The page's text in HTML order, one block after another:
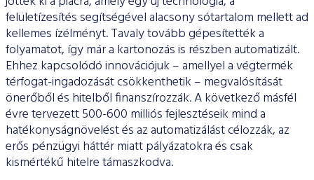
felületízesítés segítségével alacsony sótartalom mellett ad
kellemes ízélményt. Tavaly tovább gépesítették a
folyamatot, így már a kartonozás is részben automatizált.
Ehhez kapcsolódó innovációjuk – amellyel a végtermék
térfogat-ingadozását csökkenthetik – megvalósítását
önerőből és hitelből finanszírozzák. A következő másfél
évre tervezett 500-600 milliós fejlesztéseik mind a
hatékonyságnövelést és az automatizálást célozzák, az
erős pénzügyi háttér miatt pályázatokra és csak
kismértékű hitelre támaszkodva.